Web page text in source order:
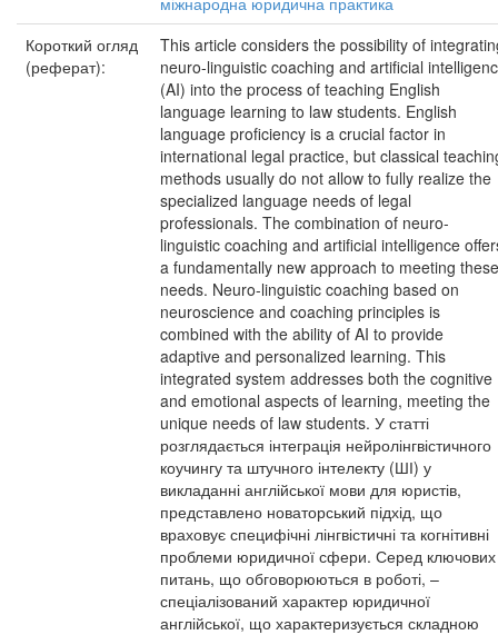
Короткий огляд
(реферат):
This article considers the possibility of
neuro-linguistic coaching and artificial
(AI) into the process of teaching English
language learning to law students. English
language proficiency is a crucial factor in
international legal practice, but classical
methods usually do not allow to fully realize the
specialized language needs of legal
professionals. The combination of neuro-
linguistic coaching and artificial intelligence
a fundamentally new approach to meeting these
needs. Neuro-linguistic coaching based on
neuroscience and coaching principles is
combined with the ability of AI to provide
adaptive and personalized learning. This
integrated system addresses both the cognitive
and emotional aspects of learning, meeting the
unique needs of law students. У статті
розглядається інтеграція нейролінгвістичного
коучингу та штучного інтелекту (ШІ) у
викладанні англійської мови для юристів,
представлено новаторський підхід, що
враховує специфічні лінгвістичні та когнітивні
проблеми юридичної сфери. Серед ключових
питань, що обговорюються в роботі, –
спеціалізований характер юридичної
англійської, що характеризується складною